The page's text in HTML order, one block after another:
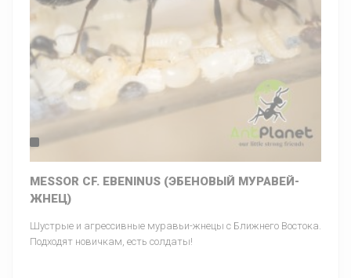
MESSOR CF. EBENINUS (ЭБЕНОВЫЙ МУРАВЕЙ-
ЖНЕЦ)
Шустрые и агрессивные муравьи-жнецы с Ближнего Востока.
Подходят новичкам, есть солдаты!